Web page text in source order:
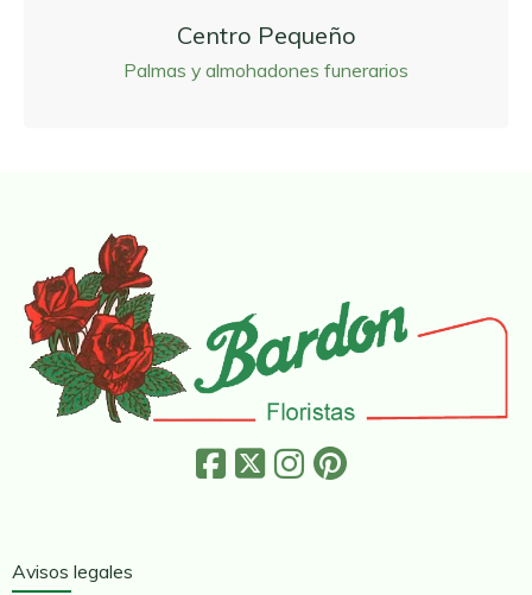
Centro Pequeño
Palmas y almohadones funerarios
Avisos legales